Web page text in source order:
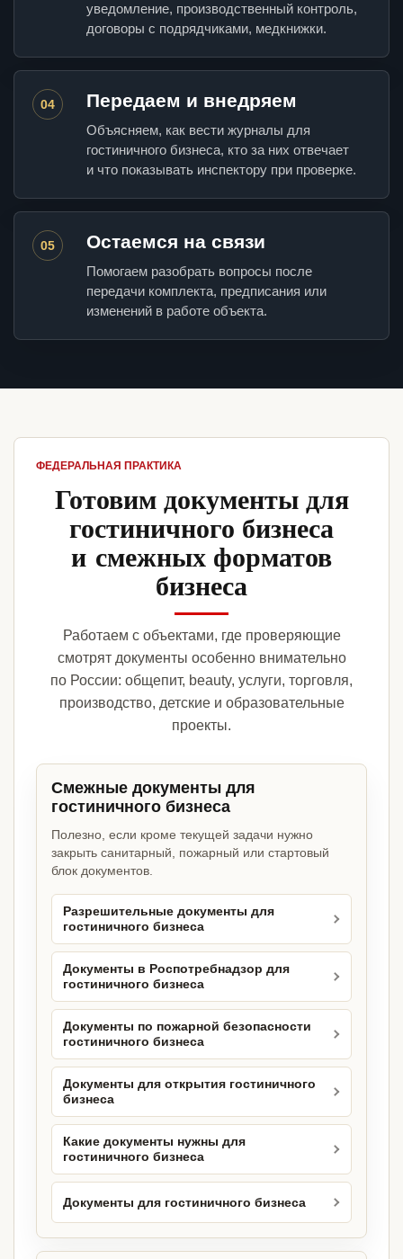
уведомление, производственный контроль,
договоры с подрядчиками, медкнижки.
04 Передаем и внедряем
Объясняем, как вести журналы для
гостиничного бизнеса, кто за них отвечает
и что показывать инспектору при проверке.
05 Остаемся на связи
Помогаем разобрать вопросы после
передачи комплекта, предписания или
изменений в работе объекта.
ФЕДЕРАЛЬНАЯ ПРАКТИКА
Готовим документы для
гостиничного бизнеса
и смежных форматов
бизнеса
Работаем с объектами, где проверяющие
смотрят документы особенно внимательно
по России: общепит, beauty, услуги, торговля,
производство, детские и образовательные
проекты.
Смежные документы для
гостиничного бизнеса
Полезно, если кроме текущей задачи нужно
закрыть санитарный, пожарный или стартовый
блок документов.
Разрешительные документы для
гостиничного бизнеса
Документы в Роспотребнадзор для
гостиничного бизнеса
Документы по пожарной безопасности
гостиничного бизнеса
Документы для открытия гостиничного
бизнеса
Какие документы нужны для
гостиничного бизнеса
Документы для гостиничного бизнеса